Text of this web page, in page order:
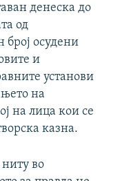
денеска до
од
број осудени
и
установи
на
на лица кои се
казна.
во